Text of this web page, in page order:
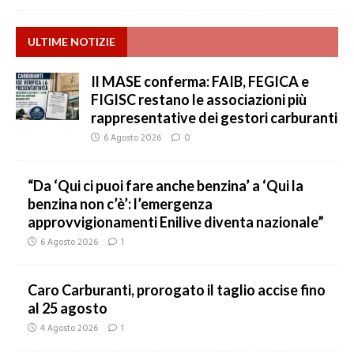
ULTIME NOTIZIE
Il MASE conferma: FAIB, FEGICA e
FIGISC restano le associazioni più
rappresentative dei gestori carburanti
6 Agosto 2026 0
“Da ‘Qui ci puoi fare anche benzina’ a ‘Qui la
benzina non c’è’: l’emergenza
approvvigionamenti Enilive diventa nazionale”
6 Agosto 2026 1
Caro Carburanti, prorogato il taglio accise fino
al 25 agosto
4 Agosto 2026 1